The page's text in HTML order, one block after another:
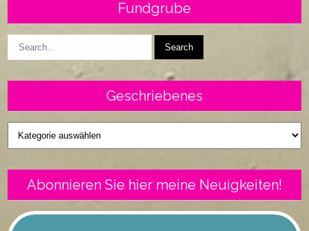
Fundgrube
Geschriebenes
Geschriebenes
Abonnieren Sie hier meine Neuigkeiten!